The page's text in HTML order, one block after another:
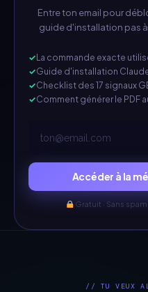
Entre ton email pour
guide d'installation pas
La commande exacte
Guide d'installation
Checklist des 17 signaux
Comment générer le PDF
Accéder à la
Gratuit · Sans
// TU VEUX